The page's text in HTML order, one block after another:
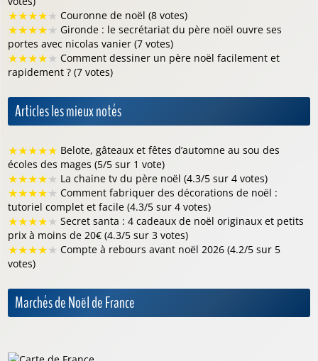
★★★★★ Couronne de noël (8 votes)
★★★★★ Gironde : le secrétariat du père noël ouvre ses
portes avec nicolas vanier (7 votes)
★★★★★ Comment dessiner un père noël facilement et
rapidement ? (7 votes)
Articles les mieux notés
★★★★★ Belote, gâteaux et fêtes d’automne au sou des
écoles des mages (5/5 sur 1 vote)
★★★★★ La chaine tv du père noël (4.3/5 sur 4 votes)
★★★★★ Comment fabriquer des décorations de noël :
tutoriel complet et facile (4.3/5 sur 4 votes)
★★★★★ Secret santa : 4 cadeaux de noël originaux et petits
prix à moins de 20€ (4.3/5 sur 3 votes)
★★★★★ Compte à rebours avant noël 2026 (4.2/5 sur 5
votes)
Marchés de Noël de France